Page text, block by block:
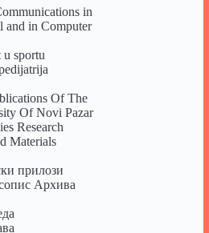
in
and in Computer
u sportu
Of The
Of Novi Pazar
Research
Materials
прилози
Архива